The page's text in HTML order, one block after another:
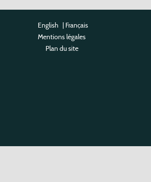
English | Français
Mentions légales
Plan du site